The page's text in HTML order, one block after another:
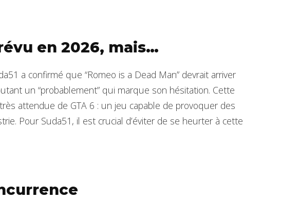
en 2026, mais…
a confirmé que “Romeo is a Dead Man” devrait arriver
un “probablement” qui marque son hésitation. Cette
attendue de GTA 6 : un jeu capable de provoquer des
Pour Suda51, il est crucial d’éviter de se heurter à cette